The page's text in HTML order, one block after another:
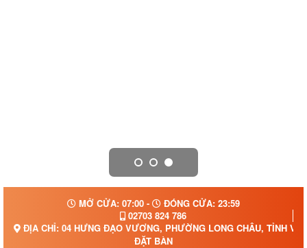
MỞ CỬA: 07:00 -
ĐÓNG CỬA: 23:59
02703 824 786
ĐỊA CHỈ: 04 HƯNG ĐẠO VƯƠNG, PHƯỜNG LONG CHÂU, TỈNH
ĐẶT BÀN